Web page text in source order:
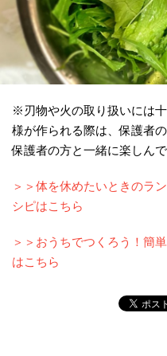
※刃物や火の取り扱いには
様が作られる際は、保護者
保護者の方と一緒に楽しん
＞＞体を休めたいときのラ
シピはこちら
＞＞おうちでつくろう！簡
はこちら